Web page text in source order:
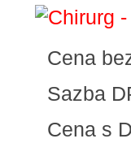
Cena
Sazba
Cena s